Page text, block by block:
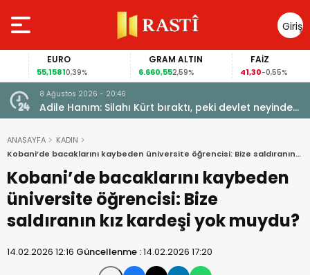
Giriş
Yap
EURO
55,15810,39%
GRAM ALTIN
6.660,552,59%
FAİZ
41,30-0,55%
8 Ağustos 2026 - 20:46
Adile Hanım: Silahı Kürt bıraktı, peki devlet neyinden
vazgeçti?
ANASAYFA
KADIN
Kobani’de bacaklarını kaybeden üniversite öğrencisi: Bize saldıranın
kız kardeşi yok muydu?
Kobani’de bacaklarını kaybeden
üniversite öğrencisi: Bize
saldıranın kız kardeşi yok muydu?
14.02.2026 12:16 Güncellenme :14.02.2026 17:20